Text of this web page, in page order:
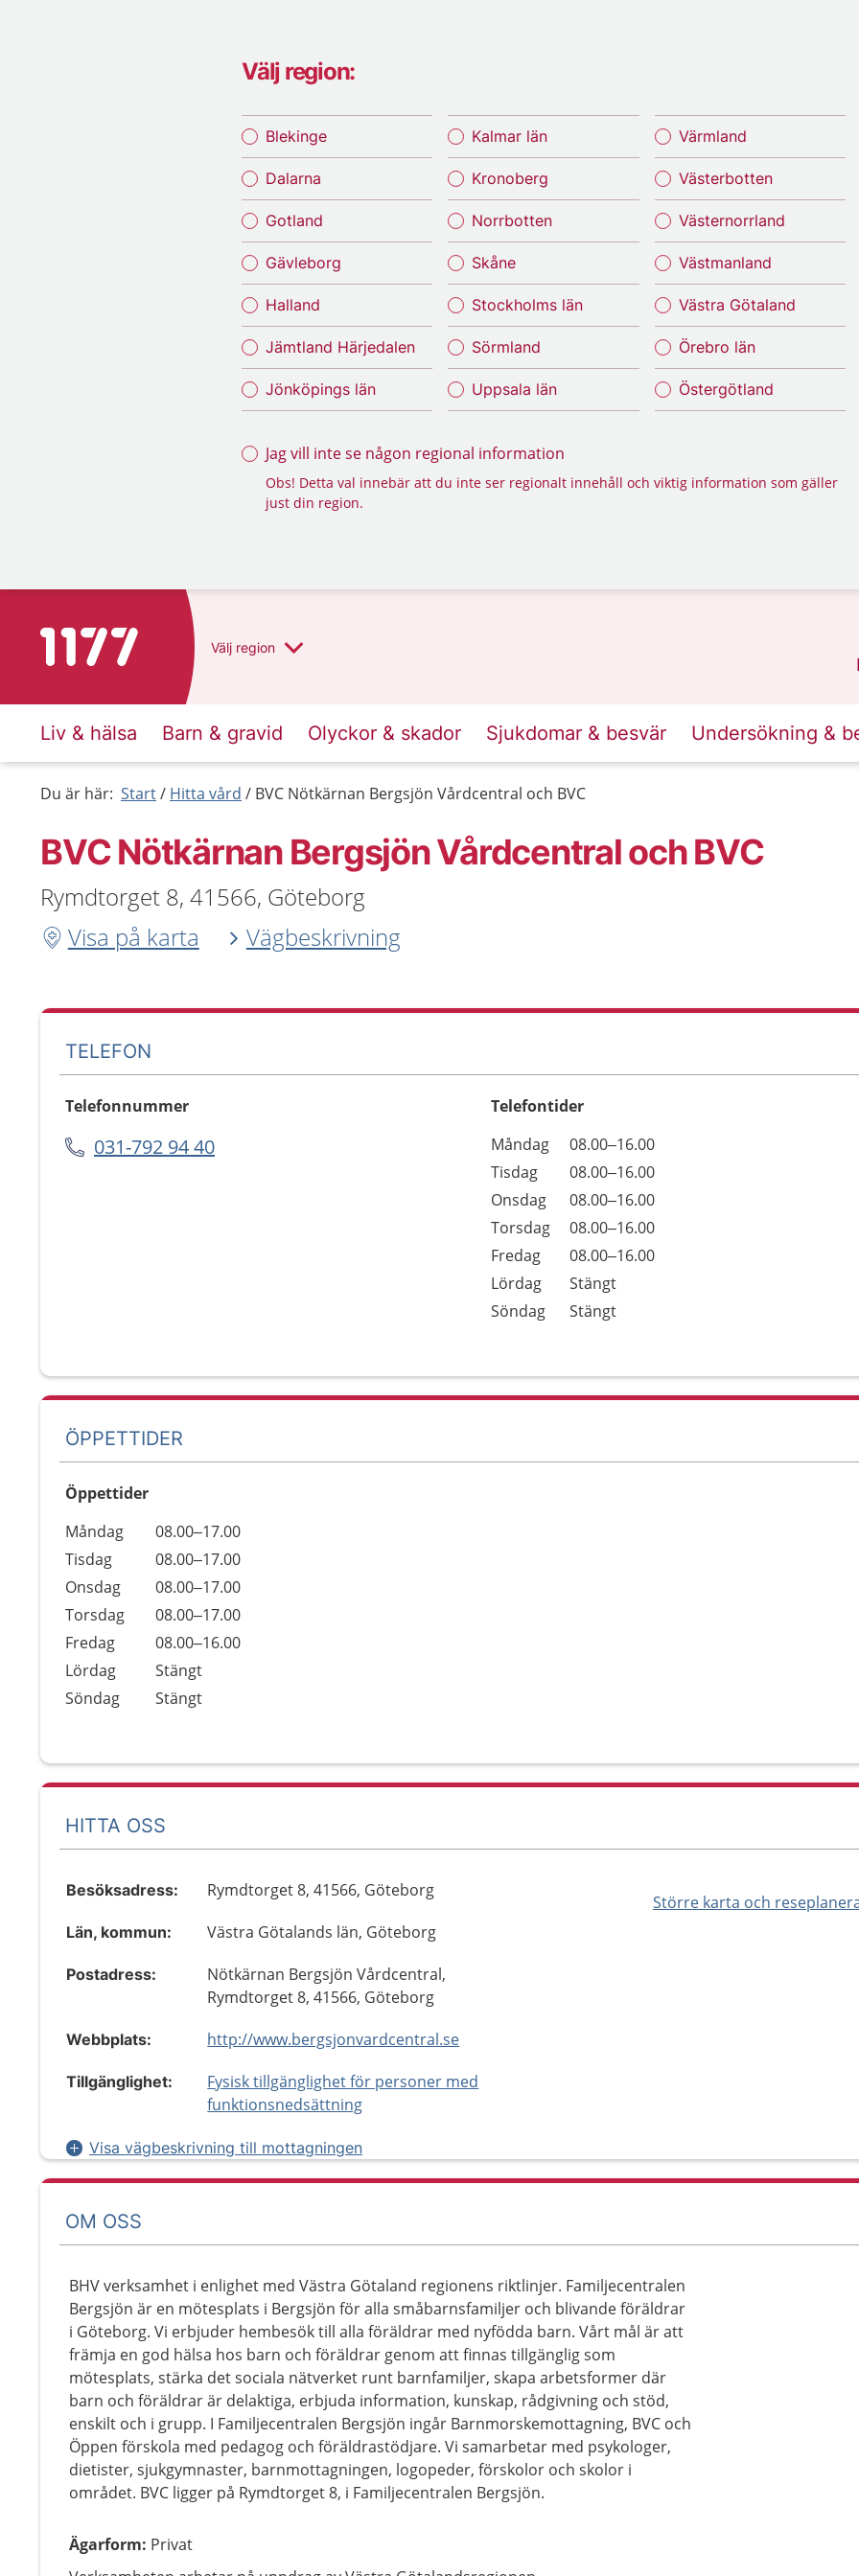
Välj region:
Blekinge
Dalarna
Gotland
Gävleborg
Halland
Jämtland Härjedalen
Jönköpings län
Kalmar län
Kronoberg
Norrbotten
Skåne
Stockholms län
Sörmland
Uppsala län
Värmland
Västerbotten
Västernorrland
Västmanland
Västra Götaland
Örebro län
Östergötland
Jag vill inte se någon regional information
Obs! Detta val innebär att du inte ser regionalt innehåll och viktig information som gäller
just din region.
Till startsidan för 1177 Välj region
Liv & hälsa Barn & gravid Olyckor & skador Sjukdomar & besvär Undersökning &
Du är här: Start Hitta vård BVC Nötkärnan Bergsjön Vårdcentral och BVC
BVC Nötkärnan Bergsjön Vårdcentral och BVC
Rymdtorget 8, 41566, Göteborg
Visa på karta
Vägbeskrivning
TELEFON
Telefonnummer
031-792 94 40
Telefontider
Dag
Öppettider
Kommentarer
Måndag
08.00–16.00
Tisdag
08.00–16.00
Onsdag
08.00–16.00
Torsdag
08.00–16.00
Fredag
08.00–16.00
Lördag
Stängt
Söndag
Stängt
ÖPPETTIDER
Öppettider
Dag
Öppettider
Kommentarer
Måndag
08.00–17.00
Tisdag
08.00–17.00
Onsdag
08.00–17.00
Torsdag
08.00–17.00
Fredag
08.00–16.00
Lördag
Stängt
Söndag
Stängt
HITTA OSS
Större karta och
Besöksadress: Rymdtorget 8, 41566, Göteborg
Län, kommun: Västra Götalands län, Göteborg
Postadress:
Nötkärnan Bergsjön Vårdcentral,
Rymdtorget 8, 41566, Göteborg
Webbplats: http://www.bergsjonvardcentral.se
Tillgänglighet:
Fysisk tillgänglighet för personer med
funktionsnedsättning
Visa vägbeskrivning till mottagningen
OM OSS
BHV verksamhet i enlighet med Västra Götaland regionens riktlinjer. Familjecentralen
Bergsjön är en mötesplats i Bergsjön för alla småbarnsfamiljer och blivande föräldrar
i Göteborg. Vi erbjuder hembesök till alla föräldrar med nyfödda barn. Vårt mål är att
främja en god hälsa hos barn och föräldrar genom att finnas tillgänglig som
mötesplats, stärka det sociala nätverket runt barnfamiljer, skapa arbetsformer där
barn och föräldrar är delaktiga, erbjuda information, kunskap, rådgivning och stöd,
enskilt och i grupp. I Familjecentralen Bergsjön ingår Barnmorskemottagning, BVC och
Öppen förskola med pedagog och föräldrastödjare. Vi samarbetar med psykologer,
dietister, sjukgymnaster, barnmottagningen, logopeder, förskolor och skolor i
området. BVC ligger på Rymdtorget 8, i Familjecentralen Bergsjön.
Ägarform: Privat